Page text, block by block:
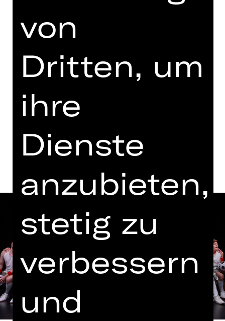
Sonntag, 07.02.2027
Vorstellung
17.30 Uhr Einführung
Kammerspiele
Termine und Besetzung
von
Dritten, um
ihre
Dienste
anzubieten,
stetig zu
verbessern
und